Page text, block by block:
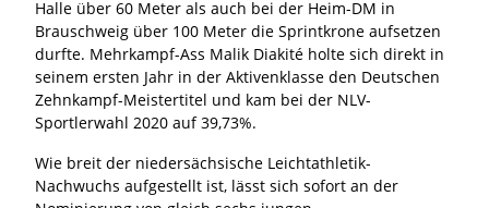
Halle über 60 Meter als auch bei der Heim-DM in
Brauschweig über 100 Meter die Sprintkrone aufsetzen
durfte. Mehrkampf-Ass Malik Diakité holte sich direkt in
seinem ersten Jahr in der Aktivenklasse den Deutschen
Zehnkampf-Meistertitel und kam bei der NLV-
Sportlerwahl 2020 auf 39,73%.
Wie breit der niedersächsische Leichtathletik-
Nachwuchs aufgestellt ist, lässt sich sofort an der